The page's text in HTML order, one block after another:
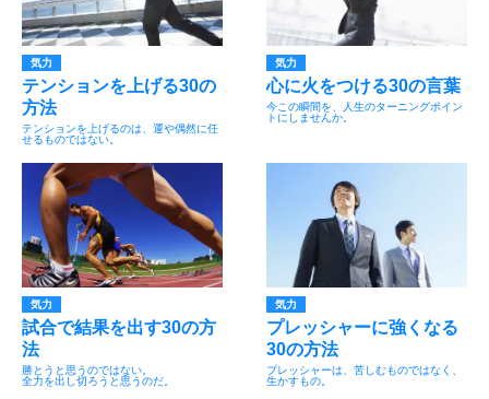
気力
テンションを上げる30の
方法
テンションを上げるのは、運や偶然に任
せるものではない。
気力
心に火をつける30の言葉
今この瞬間を、人生のターニングポイン
トにしませんか。
気力
試合で結果を出す30の方
法
勝とうと思うのではない。
全力を出し切ろうと思うのだ。
気力
プレッシャーに強くなる
30の方法
プレッシャーは、苦しむものではなく、
生かすもの。